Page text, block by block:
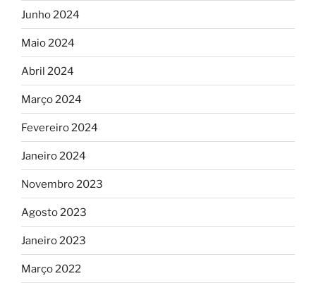
Junho 2024
Maio 2024
Abril 2024
Março 2024
Fevereiro 2024
Janeiro 2024
Novembro 2023
Agosto 2023
Janeiro 2023
Março 2022